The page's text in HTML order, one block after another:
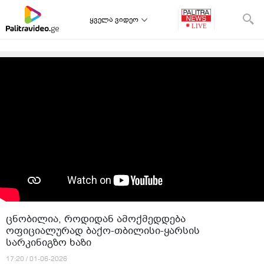
ყველა ვიდეო
ცნობილია, როდიდან ამოქმედდება
ოფიციალურად ბაქო-თბილისი-ყარსის
სარკინიგზო ხაზი
17:20 / 01-06-2026